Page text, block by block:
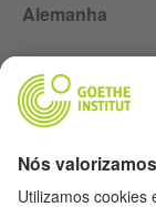
Alemanha
Siga a revista